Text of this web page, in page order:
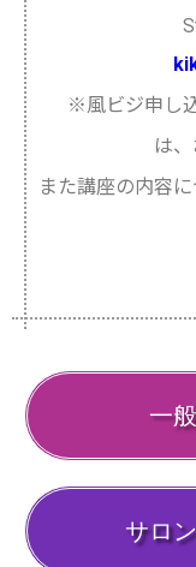
※風ビジ申し
は
また講座の内容
一
サロ